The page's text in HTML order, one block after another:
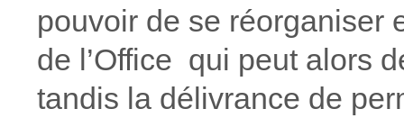
pouvoir de se réorganiser
de l’Office qui peut alors
tandis la délivrance de